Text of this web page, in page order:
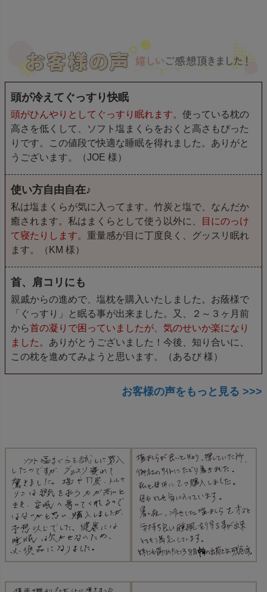
頭が冷えてぐっすり快眠
頭がひんやりとしてぐっすり眠れます。使っている枕の
高さを低くして、ソフト塩まくらをおくと高さもぴった
りです。この値段で快適な睡眠を得れました。ありがと
うございます。（JOE 様）
使い方自由自在♪
私は塩まくらが気に入ってます。竹炭と塩で、なんだか
癒されます。私はまくらとして使う以外に、
目にのっけ
て寝たりします。重量感が目に丁度良く、グッスリ眠れ
ます。（KM 様）
首、肩コリにも
親戚からの進めで、塩枕を購入いたしました。お蔭様で
「ぐっすり」と眠る事が出来ました。又、２～３ヶ月前
から首の凝りで困っていましたが、気のせいか楽になり
ました。 ありがとうございました！今後、知り合いに、
この枕を進めてみようと思います。（あるび 様）
お客様の声をもっと見る >>>